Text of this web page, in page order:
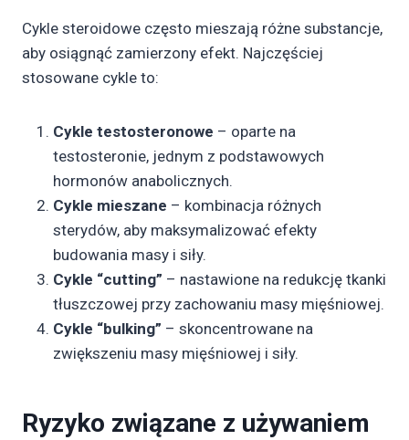
Cykle steroidowe często mieszają różne substancje,
aby osiągnąć zamierzony efekt. Najczęściej
stosowane cykle to:
Cykle testosteronowe – oparte na
testosteronie, jednym z podstawowych
hormonów anabolicznych.
Cykle mieszane – kombinacja różnych
sterydów, aby maksymalizować efekty
budowania masy i siły.
Cykle “cutting” – nastawione na redukcję tkanki
tłuszczowej przy zachowaniu masy mięśniowej.
Cykle “bulking” – skoncentrowane na
zwiększeniu masy mięśniowej i siły.
Ryzyko związane z używaniem